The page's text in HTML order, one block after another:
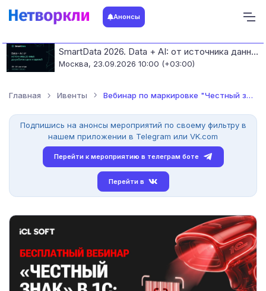
Анонсы
SmartData 2026. Data + AI: от источника данных до работающих моделей
Москва, 23.09.2026 10:00 (+03:00)
Главная Ивенты Вебинар по маркировке "Честный знак" в 1С
Подпишись на анонсы мероприятий по своему фильтру в
нашем приложении в Telegram или VK.com
Перейти к мероприятию в телеграм боте
Перейти в